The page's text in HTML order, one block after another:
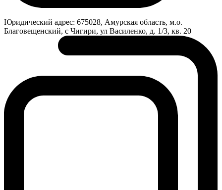
Юридический адрес: 675028, Амурская область, м.о.
Благовещенский, с Чигири, ул Василенко, д. 1/3, кв. 20